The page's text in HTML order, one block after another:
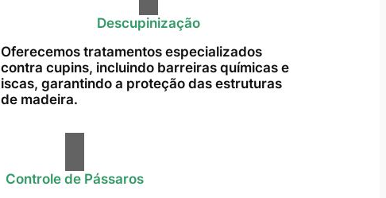
Descupinização
Oferecemos tratamentos especializados
contra cupins, incluindo barreiras químicas e
iscas, garantindo a proteção das estruturas
de madeira.
Controle de Pássaros